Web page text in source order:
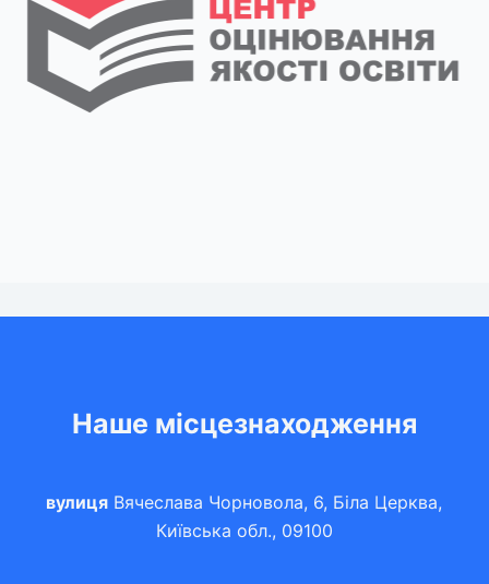
Наше місцезнаходження
вулиця Вячеслава Чорновола, 6, Біла Церква,
Київська обл., 09100